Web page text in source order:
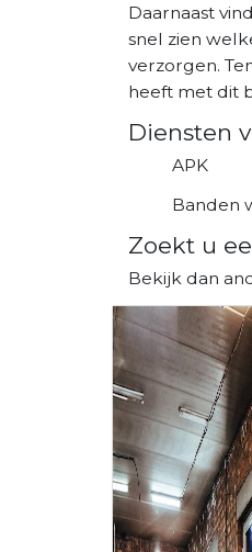
Daarnaast
snel zien
verzorgen.
heeft met dit
Diensten
APK
Banden
Zoekt u
Bekijk dan